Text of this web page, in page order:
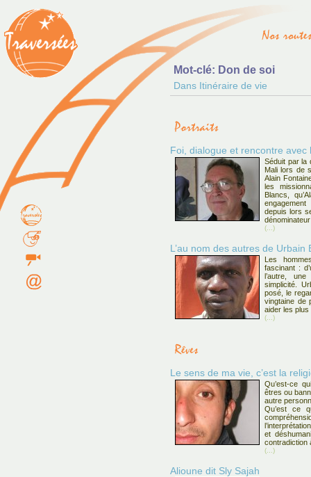
Mot-clé: Don de soi
Dans Itinéraire de vie
Foi, dialogue et rencontre
Séduit par la
Mali lors de
Alain
les
Blancs,
depuis lors
(...)
L’au nom des autres de Urbain
Les
fascinant :
l’autre,
simplicité.
posé, le
vingtaine de
aider les plus
(...)
Le sens de ma vie, c’est la
Qu’est-ce
êtres ou
autre
Qu’est ce
et
contradiction
(...)
Alioune dit Sly Sajah